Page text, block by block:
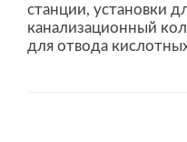
станции, установки
канализационный
для отвода